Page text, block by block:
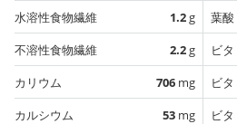
水溶性食物繊維
1.2g
不溶性食物繊維
2.2g
カリウム
706 mg
カルシウム
53 mg
葉酸
ビ
ビ
ビ